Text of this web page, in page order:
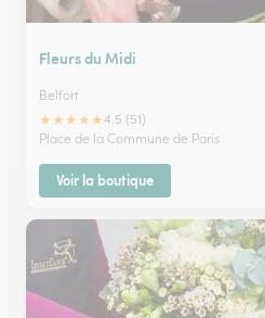
Fleurs du Midi
Belfort
★★★★★4.5 (51)
Place de la Commune de Paris
Voir la boutique